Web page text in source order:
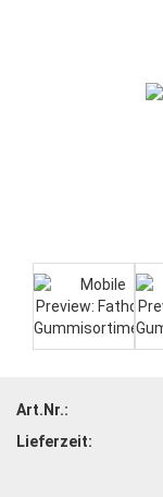
Art.Nr.:
Lieferzeit: